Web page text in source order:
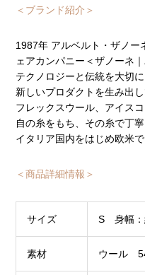
＜ブランド紹介＞
1987年 アルベルト・ザノー
ェアカンパニー＜ザノーネ｜
テクノロジーと伝統を大切
新しいプロダクトを生み出し
フレックスウール、アイス
自の糸をもち、その糸で丁
イタリア国内をはじめ欧米で
＜商品詳細情報＞
サイズ S 身幅：
素材 ウール